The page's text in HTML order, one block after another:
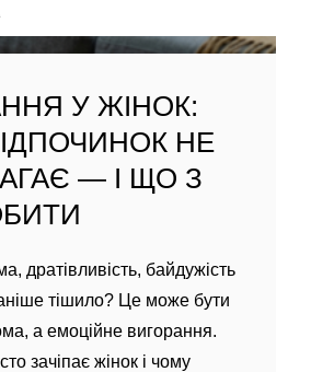
У ЖІНОК:
НЕ
— І ЩО З
дратівливість, байдужість
тішило? Це може бути
а емоційне вигорання.
зачіпає жінок і чому